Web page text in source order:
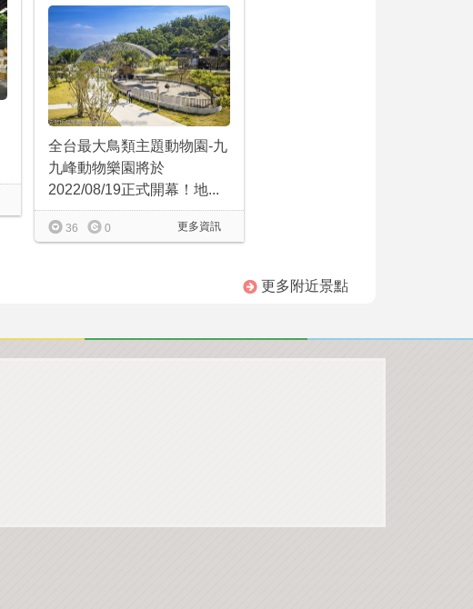
全台最大鳥類主題動物園-九
九峰動物樂園將於
2022/08/19正式開幕！地...
更多資訊
36 0
更多附近景點